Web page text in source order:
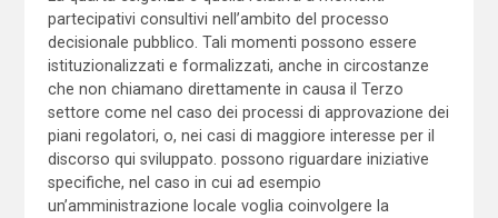
partecipativi consultivi nell’ambito del processo
decisionale pubblico. Tali momenti possono essere
istituzionalizzati e formalizzati, anche in circostanze
che non chiamano direttamente in causa il Terzo
settore come nel caso dei processi di approvazione dei
piani regolatori, o, nei casi di maggiore interesse per il
discorso qui sviluppato. possono riguardare iniziative
specifiche, nel caso in cui ad esempio
un’amministrazione locale voglia coinvolgere la